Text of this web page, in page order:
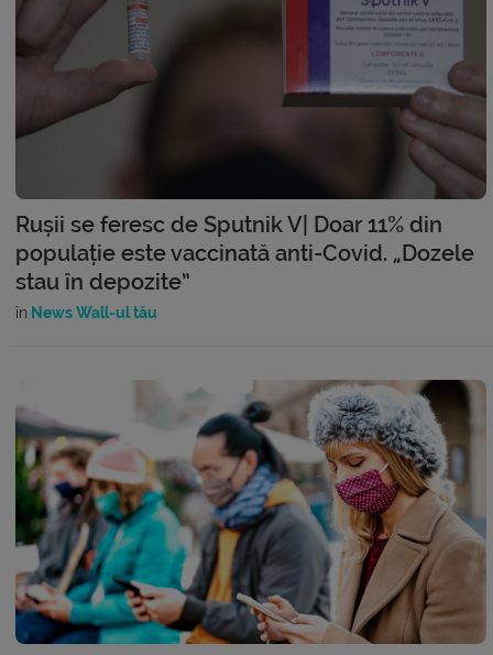
Rușii se feresc de Sputnik V| Doar 11% din
populație este vaccinată anti-Covid. „Dozele
stau în depozite”
în News Wall-ul tău